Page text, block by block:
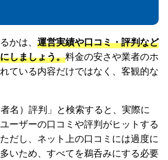
かは、 運営実績や口コミ・評判など
しましょう。料金の安さや業者のホ
ている内容だけではなく、客観的な
名）評判」と検索すると、実際に
ーザーの口コミや評判がヒットする
だし、ネット上の口コミには過度に
いため、すべてを鵜呑みにする必要